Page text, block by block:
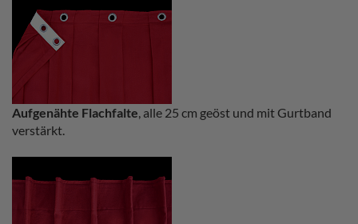
Aufgenähte Flachfalte , alle 25 cm geöst und mit Gurtband
verstärkt.